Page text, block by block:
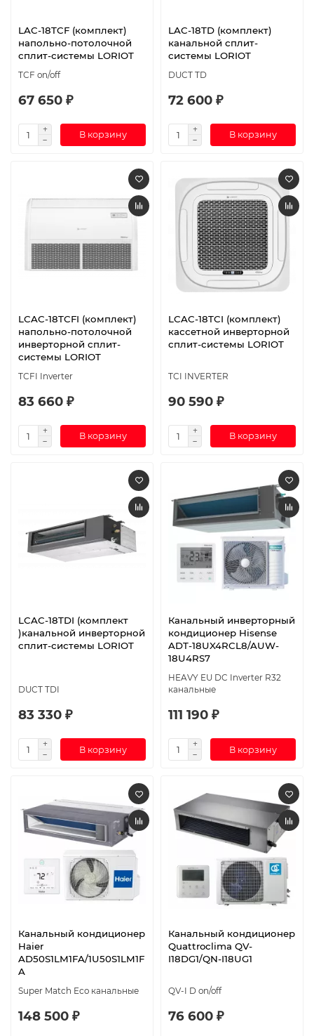
LAC-18TCF (комплект)
напольно-потолочной
сплит-системы LORIOT
TCF on/off
67 650 ₽
В корзину
LAC-18TD (комплект)
канальной сплит-
системы LORIOT
DUCT TD
72 600 ₽
В корзину
LCAC-18TCFI (комплект)
напольно-потолочной
инверторной сплит-
системы LORIOT
TCFI Inverter
83 660 ₽
В корзину
LCAC-18TCI (комплект)
кассетной инверторной
сплит-системы LORIOT
TCI INVERTER
90 590 ₽
В корзину
LCAC-18TDI (комплект
)канальной инверторной
сплит-системы LORIOT
DUCT TDI
83 330 ₽
В корзину
Канальный инверторный
кондиционер Hisense
ADT-18UX4RCL8/AUW-
18U4RS7
HEAVY EU DC Inverter R32
канальные
111 190 ₽
В корзину
Канальный кондиционер
Haier
AD50S1LM1FA/1U50S1LM1F
A
Super Match Eco канальные
148 500 ₽
Канальный кондиционер
Quattroclima QV-
I18DG1/QN-I18UG1
QV-I D on/off
76 600 ₽